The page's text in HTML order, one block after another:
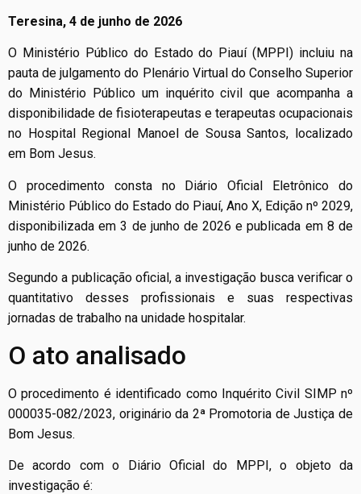
Teresina, 4 de junho de 2026
O Ministério Público do Estado do Piauí (MPPI) incluiu na
pauta de julgamento do Plenário Virtual do Conselho Superior
do Ministério Público um inquérito civil que acompanha a
disponibilidade de fisioterapeutas e terapeutas ocupacionais
no Hospital Regional Manoel de Sousa Santos, localizado
em Bom Jesus.
O procedimento consta no Diário Oficial Eletrônico do
Ministério Público do Estado do Piauí, Ano X, Edição nº 2029,
disponibilizada em 3 de junho de 2026 e publicada em 8 de
junho de 2026.
Segundo a publicação oficial, a investigação busca verificar o
quantitativo desses profissionais e suas respectivas
jornadas de trabalho na unidade hospitalar.
O ato analisado
O procedimento é identificado como Inquérito Civil SIMP nº
000035-082/2023, originário da 2ª Promotoria de Justiça de
Bom Jesus.
De acordo com o Diário Oficial do MPPI, o objeto da
investigação é: